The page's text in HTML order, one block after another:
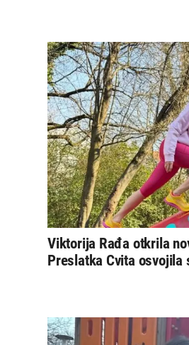
Viktorija Rađa otkrila
Preslatka Cvita osvojila